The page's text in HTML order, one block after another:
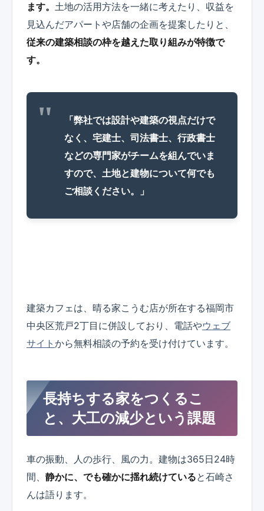
ます。 土地の活用方法を一緒に考えたり、収益を
見込んだアパートや店舗の企画を提案したりと、
従来の建築相談の枠を越えた取り組みが特徴で
す。
「弊社では設計や建築の視点だけで
なく、宅建士、司法書士、行政書士
などの専門家がチームを組んでいま
すので、土地と建物について何でも
ご相談ください。」
建築カフェは、晴る家こうむ店が所在する福岡市
中央区荒戸2丁目に併設しており、電話やウェブ
サイト から無料相談の予約を受け付けています。
長持ちする家をつくるこ
と、大工の減少という課題
車の振動、人の歩行、風の力。建物は365日24時
間、 静かに、でも確かに揺れ続けていると石崎さ
んは語ります。